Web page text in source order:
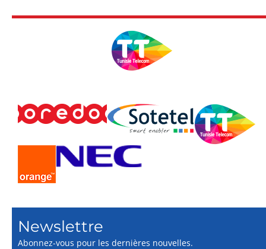
Newslettre
Abonnez-vous pour les dernières nouvelles.